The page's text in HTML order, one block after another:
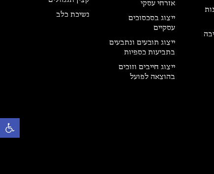
אזרחי עסקי
ייצוג בסכסוכים
עסקיים
ייצוג תובעים ונתבעים
בתביעות כספיות
ייצוג חייבים וזוכים
בהוצאה לפועל
נשיכת כלב